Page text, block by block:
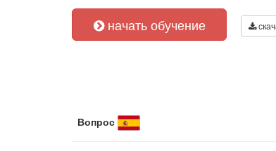
начать обучение
Вопрос